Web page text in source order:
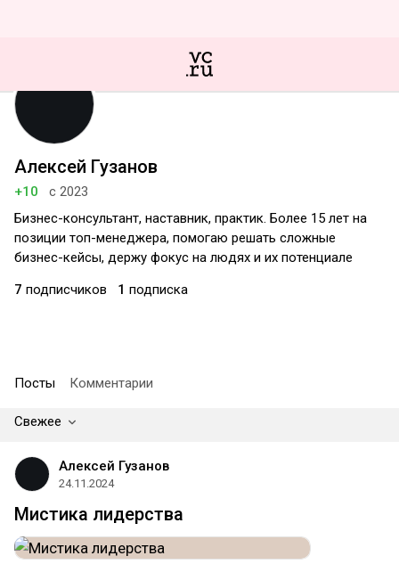
Алексей Гузанов
+10
с 2023
Бизнес-консультант, наставник, практик. Более 15 лет на
позиции топ-менеджера, помогаю решать сложные
бизнес-кейсы, держу фокус на людях и их потенциале
7 подписчиков 1 подписка
Посты Комментарии
Свежее
Алексей Гузанов
24.11.2024
Мистика лидерства